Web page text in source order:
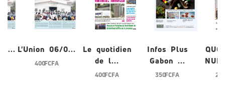
0... L'Union 06/0...
400 FCFA
Le quotidien
de l...
400 FCFA
Infos Plus
Gabon ...
350 FCFA